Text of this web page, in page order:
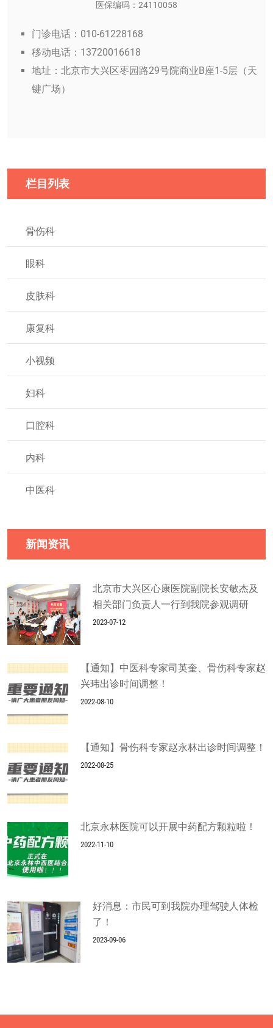
医保编码：24110058
门诊电话：010-61228168
移动电话：13720016618
地址：北京市大兴区枣园路29号院商业B座1-5层（天
键广场）
栏目列表
骨伤科
眼科
皮肤科
康复科
小视频
妇科
口腔科
内科
中医科
新闻资讯
北京市大兴区心康医院副院长安敏杰及
相关部门负责人一行到我院参观调研
2023-07-12
【通知】中医科专家司英奎、骨伤科专家赵
兴玮出诊时间调整！
2022-08-10
【通知】骨伤科专家赵永林出诊时间调整！
2022-08-25
北京永林医院可以开展中药配方颗粒啦！
2022-11-10
好消息：市民可到我院办理驾驶人体检
了！
2023-09-06